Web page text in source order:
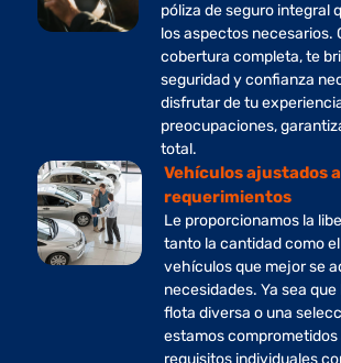
póliza de seguro integral
los aspectos necesarios.
cobertura completa, te
seguridad y confianza
disfrutar de tu
preocupaciones,
total.
Vehículos ajustados
requerimientos
Le proporcionamos la
tanto la cantidad como
vehículos que mejor se
necesidades. Ya sea que
flota diversa o una
estamos
requisitos individuales